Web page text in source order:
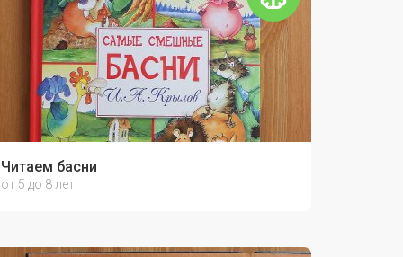
Читаем басни
от 5 до 8 лет